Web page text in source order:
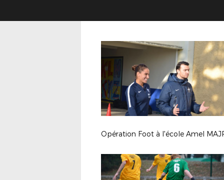
Opération Foot à l'école Amel